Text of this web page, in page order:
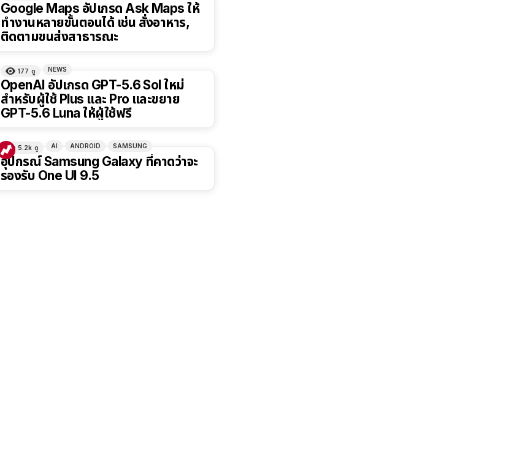
Google Maps อัปเกรด Ask Maps ให้
ทำงานหลายขั้นตอนได้ เช่น สั่งอาหาร,
ติดตามขนส่งสาธารณะ
177 ดู NEWS
OpenAI อัปเกรด GPT-5.6 Sol ใหม่
สำหรับผู้ใช้ Plus และ Pro และขยาย
GPT-5.6 Luna ให้ผู้ใช้ฟรี
5.2k ดู AI ANDROID SAMSUNG
อุปกรณ์ Samsung Galaxy ที่คาดว่าจะ
รองรับ One UI 9.5